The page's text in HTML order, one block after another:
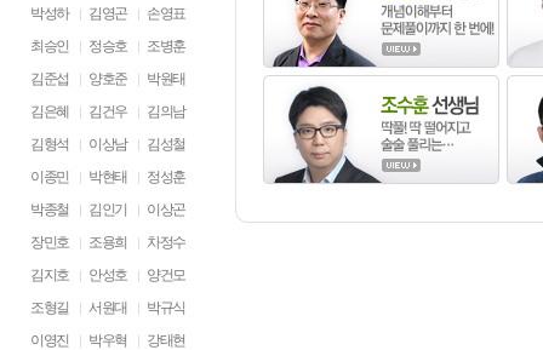
박성하 김영곤
손영표
최승인
정승호
조병훈
김준섭
양호준
박원태
김은혜
김건우
김의남
김형석
이상남
김성철
이종민
박현태
정성훈
박종철
김인기
이상곤
장민호
조용희
차정수
김지호
안성호
양건모
조형길
서원대
박규식
이영진
박우혁
강태현